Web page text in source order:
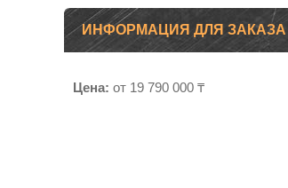
ИНФОРМАЦИЯ ДЛЯ ЗАКАЗА
Цена: от 19 790 000 ₸